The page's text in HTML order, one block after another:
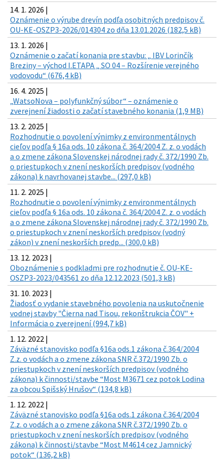
14. 1. 2026 |
Oznámenie o výrube drevín podľa osobitných predpisov č.
OU-KE-OSZP3-2026/014304 zo dňa 13.01.2026 (182,5 kB)
13. 1. 2026 |
Oznámenie o začatí konania pre stavbu: „ IBV Lorinčík
Breziny – východ I.ETAPA „ SO 04 – Rozšírenie verejného
vodovodu“ (676,4 kB)
16. 4. 2025 |
„WatsoNova – polyfunkčný súbor“ – oznámenie o
zverejnení žiadosti o začatí stavebného konania (1,9 MB)
13. 2. 2025 |
Rozhodnutie o povolení výnimky z environmentálnych
cieľov podľa § 16a ods. 10 zákona č. 364/2004 Z. z. o vodách
a o zmene zákona Slovenskej národnej rady č. 372/1990 Zb.
o priestupkoch v znení neskorších predpisov (vodného
zákona) k navrhovanej stavbe... (297,0 kB)
11. 2. 2025 |
Rozhodnutie o povolení výnimky z environmentálnych
cieľov podľa § 16a ods. 10 zákona č. 364/2004 Z. z. o vodách
a o zmene zákona Slovenskej národnej rady č. 372/1990 Zb.
o priestupkoch v znení neskorších predpisov (vodný
zákon) v znení neskorších predp... (300,0 kB)
13. 12. 2023 |
Oboznámenie s podkladmi pre rozhodnutie č. OU-KE-
OSZP3-2023/043561 zo dňa 12.12.2023 (501,3 kB)
31. 10. 2023 |
Žiadosť o vydanie stavebného povolenia na uskutočnenie
vodnej stavby "Čierna nad Tisou, rekonštrukcia ČOV" +
Informácia o zverejnení (994,7 kB)
1. 12. 2022 |
Záväzné stanovisko podľa §16a ods.1 zákona č.364/2004
Z.z. o vodách a o zmene zákona SNR č.372/1990 Zb. o
priestupkoch v znení neskorších predpisov (vodného
zákona) k činnosti/stavbe “Most M3671 cez potok Lodina
za obcou Spišský Hrušov“ (134,8 kB)
1. 12. 2022 |
Záväzné stanovisko podľa §16a ods.1 zákona č.364/2004
Z.z. o vodách a o zmene zákona SNR č.372/1990 Zb. o
priestupkoch v znení neskorších predpisov (vodného
zákona) k činnosti/stavbe “Most M4614 cez Jamnický
potok“ (136,2 kB)